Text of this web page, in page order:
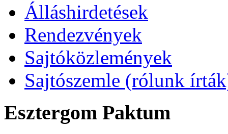
Álláshirdetések
Rendezvények
Sajtóközlemények
Sajtószemle (rólunk
Esztergom Paktum